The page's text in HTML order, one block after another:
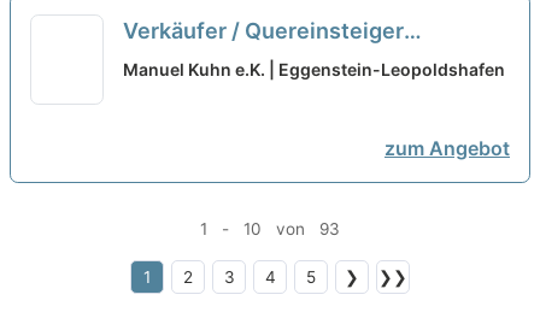
Verkäufer / Quereinsteiger
Bedientheke / Metzgerei (m/w/d)
Manuel Kuhn e.K. | Eggenstein-Leopoldshafen
zum Angebot
1 - 10 von 93
1 2 3 4 5 ❯ ❯❯